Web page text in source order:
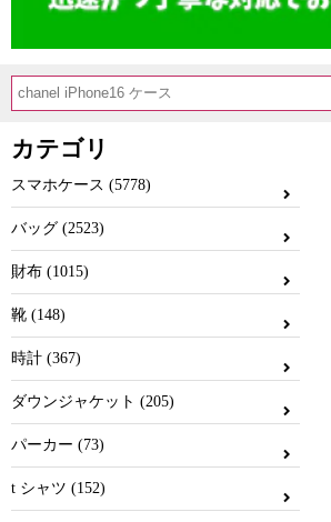
カテゴリ
スマホケース (5778)
バッグ (2523)
財布 (1015)
靴 (148)
時計 (367)
ダウンジャケット (205)
パーカー (73)
t シャツ (152)